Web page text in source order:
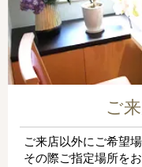
ご
ご来店以外にご希望
その際ご指定場所を